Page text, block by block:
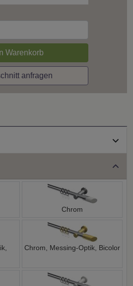
Warenkorb
anfragen
Chrom
Chrom, Messing-Optik, Bicolor